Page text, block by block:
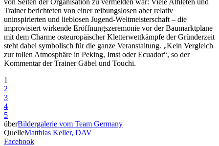
Trainer berichteten von einer reibungslosen aber relativ
uninspirierten und lieblosen Jugend-Weltmeisterschaft – die
improvisiert wirkende Eröffnungszeremonie vor der Baumarktplane
mit dem Charme osteuropäischer Kletterwettkämpfe der Gründerzeit
steht dabei symbolisch für die ganze Veranstaltung. „Kein Vergleich
zur tollen Atmosphäre in Peking, Imst oder Ecuador“, so der
Kommentar der Trainer Gäbel und Touchi.
1
2
3
4
5
überBildergalerie vom Team Germany
QuelleMatthias Keller, DAV
Facebook